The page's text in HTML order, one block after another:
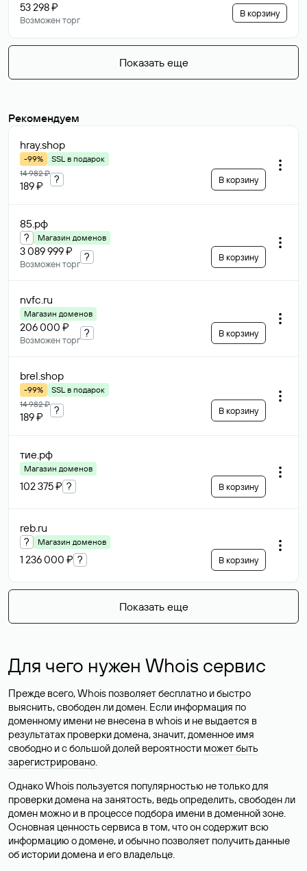
53 298 ₽
Возможен торг
В корзину
Показать еще
Рекомендуем
hray.shop
-99%
SSL в подарок
14 982 ₽
189 ₽
? В корзину
85.рф
? Магазин доменов
3 089 999 ₽
Возможен торг
? В корзину
nvfc.ru
Магазин доменов
206 000 ₽
Возможен торг
? В корзину
brel.shop
-99%
SSL в подарок
14 982 ₽
189 ₽
? В корзину
тие.рф
Магазин доменов
102 375 ₽ ? В корзину
reb.ru
? Магазин доменов
1 236 000 ₽ ? В корзину
Показать еще
Для чего нужен Whois сервис
Прежде всего, Whois позволяет бесплатно и быстро
выяснить, свободен ли домен. Если информация по
доменному имени не внесена в whois и не выдается в
результатах проверки домена, значит, доменное имя
свободно и с большой долей вероятности может быть
зарегистрировано.
Однако Whois пользуется популярностью не только для
проверки домена на занятость, ведь определить, свободен ли
домен можно и в процессе подбора имени в доменной зоне.
Основная ценность сервиса в том, что он содержит всю
информацию о домене, и обычно позволяет получить данные
об истории домена и его владельце.